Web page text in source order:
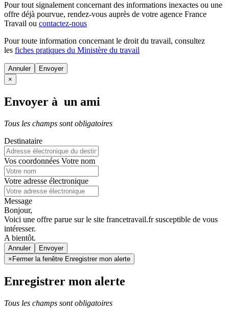
Pour tout signalement concernant des informations inexactes ou une
offre déjà pourvue, rendez-vous auprès de votre agence France
Travail ou contactez-nous
Pour toute information concernant le droit du travail, consultez
les fiches pratiques du Ministère du travail
Annuler
×
Envoyer à un ami
Tous les champs sont obligatoires
Destinataire
Vos coordonnées Votre nom
Votre adresse électronique
Message
Bonjour,
Voici une offre parue sur le site francetravail.fr susceptible de vous
intéresser.
A bientôt.
Annuler
× Fermer la fenêtre Enregistrer mon alerte
Enregistrer mon alerte
Tous les champs sont obligatoires